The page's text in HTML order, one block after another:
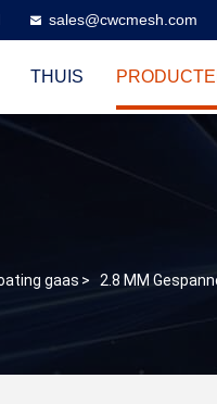
sales@cwcmesh.com
THUIS
gaas > 2.8 MM